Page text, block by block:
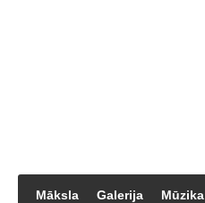
Māksla Galerija Mūzika